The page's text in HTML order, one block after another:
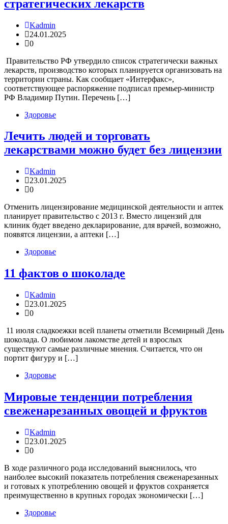
стратегических лекарств
Kadmin
24.01.2025
0
Правительство РФ утвердило список стратегически важных
лекарств, производство которых планируется организовать на
территории страны. Как сообщает «Интерфакс»,
соответствующее распоряжение подписал премьер-министр
РФ Владимир Путин. Перечень […]
Здоровье
Лечить людей и торговать
лекарствами можно будет без лицензии
Kadmin
23.01.2025
0
Отменить лицензирование медицинской деятельности и аптек
планирует правительство с 2013 г. Вместо лицензий для
клиник будет введено декларирование, для врачей, возможно,
появятся лицензии, а аптеки […]
Здоровье
11 фактов о шоколаде
Kadmin
23.01.2025
0
11 июля сладкоежки всей планеты отметили Всемирный День
шоколада. О любимом лакомстве детей и взрослых
существуют самые различные мнения. Считается, что он
портит фигуру и […]
Здоровье
Мировые тенденции потребления
свеженарезанных овощей и фруктов
Kadmin
23.01.2025
0
В ходе различного рода исследований выяснилось, что
наиболее высокий показатель потребления свеженарезанных
и готовых к употреблению овощей и фруктов сохраняется
преимущественно в крупных городах экономически […]
Здоровье